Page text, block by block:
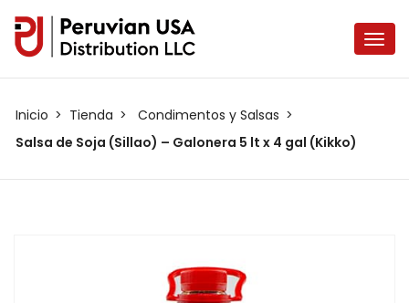
Inicio Tienda
Condimentos y Salsas
Salsa de Soja (Sillao) – Galonera 5 lt x 4 gal (Kikko)